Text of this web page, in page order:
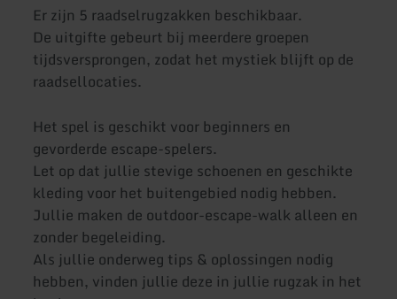
Er zijn 5 raadselrugzakken beschikbaar.
De uitgifte gebeurt bij meerdere groepen
tijdsversprongen, zodat het mystiek blijft op de
raadsellocaties.
Het spel is geschikt voor beginners en
gevorderde escape-spelers.
Let op dat jullie stevige schoenen en geschikte
kleding voor het buitengebied nodig hebben.
Jullie maken de outdoor-escape-walk alleen en
zonder begeleiding.
Als jullie onderweg tips & oplossingen nodig
hebben, vinden jullie deze in jullie rugzak in het